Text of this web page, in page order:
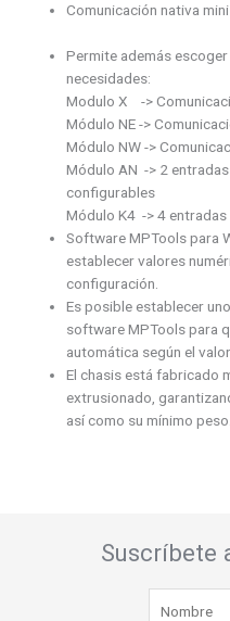
Comunicación nativa mini
Permite además
necesidades:
Modulo X ->
Módulo NE ->
Módulo NW ->
Módulo AN -> 2
configurables
Módulo K4 -> 4 entradas
Software MPTools para
establecer valores
configuración.
Es posible establecer
software MPTools para
automática según el
El chasis está fabricado
extrusionado,
así como su mínimo peso.
Suscríbete